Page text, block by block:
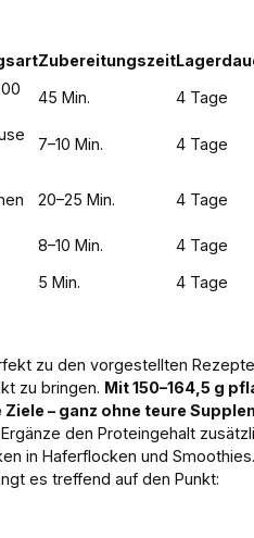
Zubereitungszeit
45 Min.
4 Tage
7–10 Min. 4 Tage
20–25 Min.
4 Tage
8–10 Min.
4 Tage
5 Min. 4 Tage
zu den vorgestellten
zu bringen. Mit 150–164,5 g
– ganz ohne teure
Ergänze den Proteingehalt
in Haferflocken und
es treffend auf den Punkt: